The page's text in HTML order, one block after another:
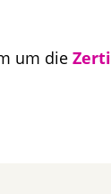
um die